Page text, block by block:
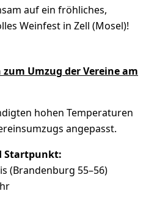
auf ein fröhliches,
Weinfest in Zell (Mosel)!
Umzug der Vereine am
hohen Temperaturen
angepasst.
Startpunkt:
(Brandenburg 55–56)